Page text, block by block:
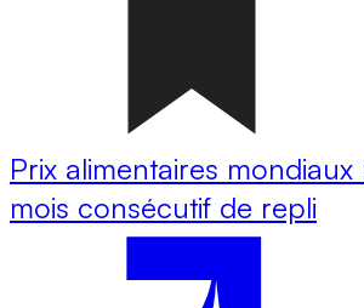
Prix alimentaires mondiaux
mois consécutif de repli